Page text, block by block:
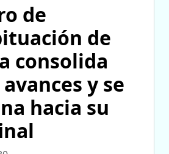
de
de
consolida
y se
hacia su